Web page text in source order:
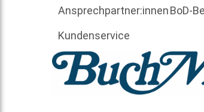
Ansprechpartner:innen
Kundenservice
BoD-